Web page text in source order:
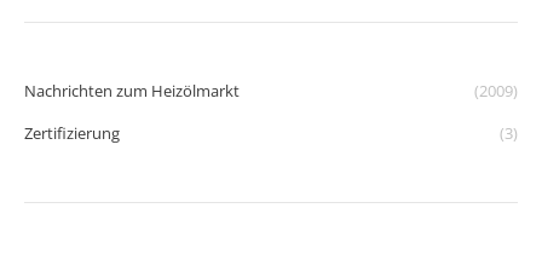
Nachrichten zum Heizölmarkt
(2009)
Zertifizierung
(3)